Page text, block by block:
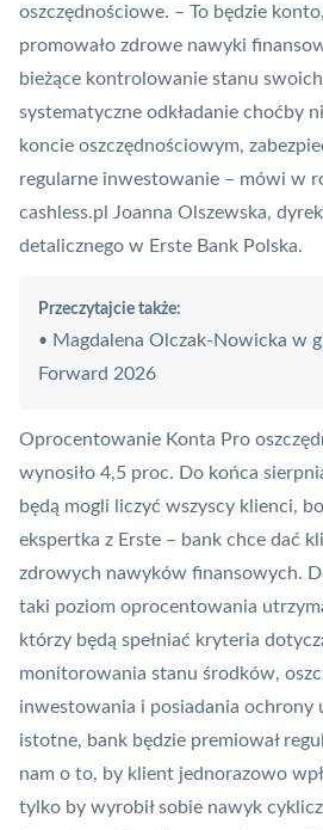
oszczędnościowe. – To będzie
promowało zdrowe nawyki
bieżące kontrolowanie stanu
systematyczne odkładanie choćby
koncie oszczędnościowym,
regularne inwestowanie – mówi w
cashless.pl Joanna Olszewska,
detalicznego w Erste Bank Polska.
Przeczytajcie także:
• Magdalena Olczak-Nowicka w
Forward 2026
Oprocentowanie Konta Pro
wynosiło 4,5 proc. Do końca
będą mogli liczyć wszyscy klienci,
ekspertka z Erste – bank chce dać
zdrowych nawyków finansowych.
taki poziom oprocentowania
którzy będą spełniać kryteria
monitorowania stanu środków,
inwestowania i posiadania ochrony
istotne, bank będzie premiował
nam o to, by klient jednorazowo
tylko by wyrobił sobie nawyk